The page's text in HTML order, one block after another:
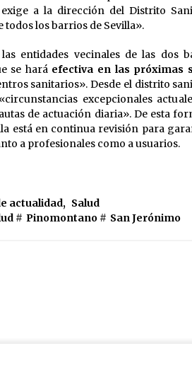
a la dirección del Distrito
todos los barrios de Sevilla».
entidades vecinales de las dos
se hará efectiva en las próximas
sanitarios». Desde el distrito
excepcionales
de actuación diaria». De esta
está en continua revisión para
a profesionales como a usuarios.
actualidad, Salud
# Pinomontano # San Jerónimo